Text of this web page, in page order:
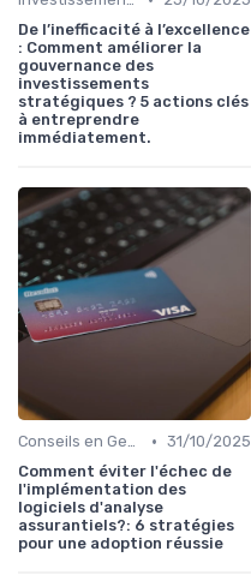
De l’inefficacité à l’excellence
: Comment améliorer la
gouvernance des
investissements
stratégiques ? 5 actions clés
à entreprendre
immédiatement.
Conseils en Gestion de Patrimoine • 31/10/2025
Comment éviter l'échec de
l'implémentation des
logiciels d'analyse
assurantiels?: 6 stratégies
pour une adoption réussie